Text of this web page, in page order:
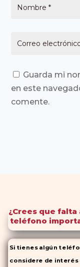
Guarda mi
en este
comente.
¿Crees que falta
teléfono
Si tienes algún
considere de interés